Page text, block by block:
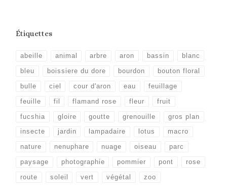
Étiquettes
abeille animal arbre aron bassin blanc
bleu boissiere du dore bourdon bouton floral
bulle ciel cour d'aron eau feuillage
feuille fil flamand rose fleur fruit
fucshia gloire goutte grenouille gros plan
insecte jardin lampadaire lotus macro
nature nenuphare nuage oiseau parc
paysage photographie pommier pont rose
route soleil vert végétal zoo